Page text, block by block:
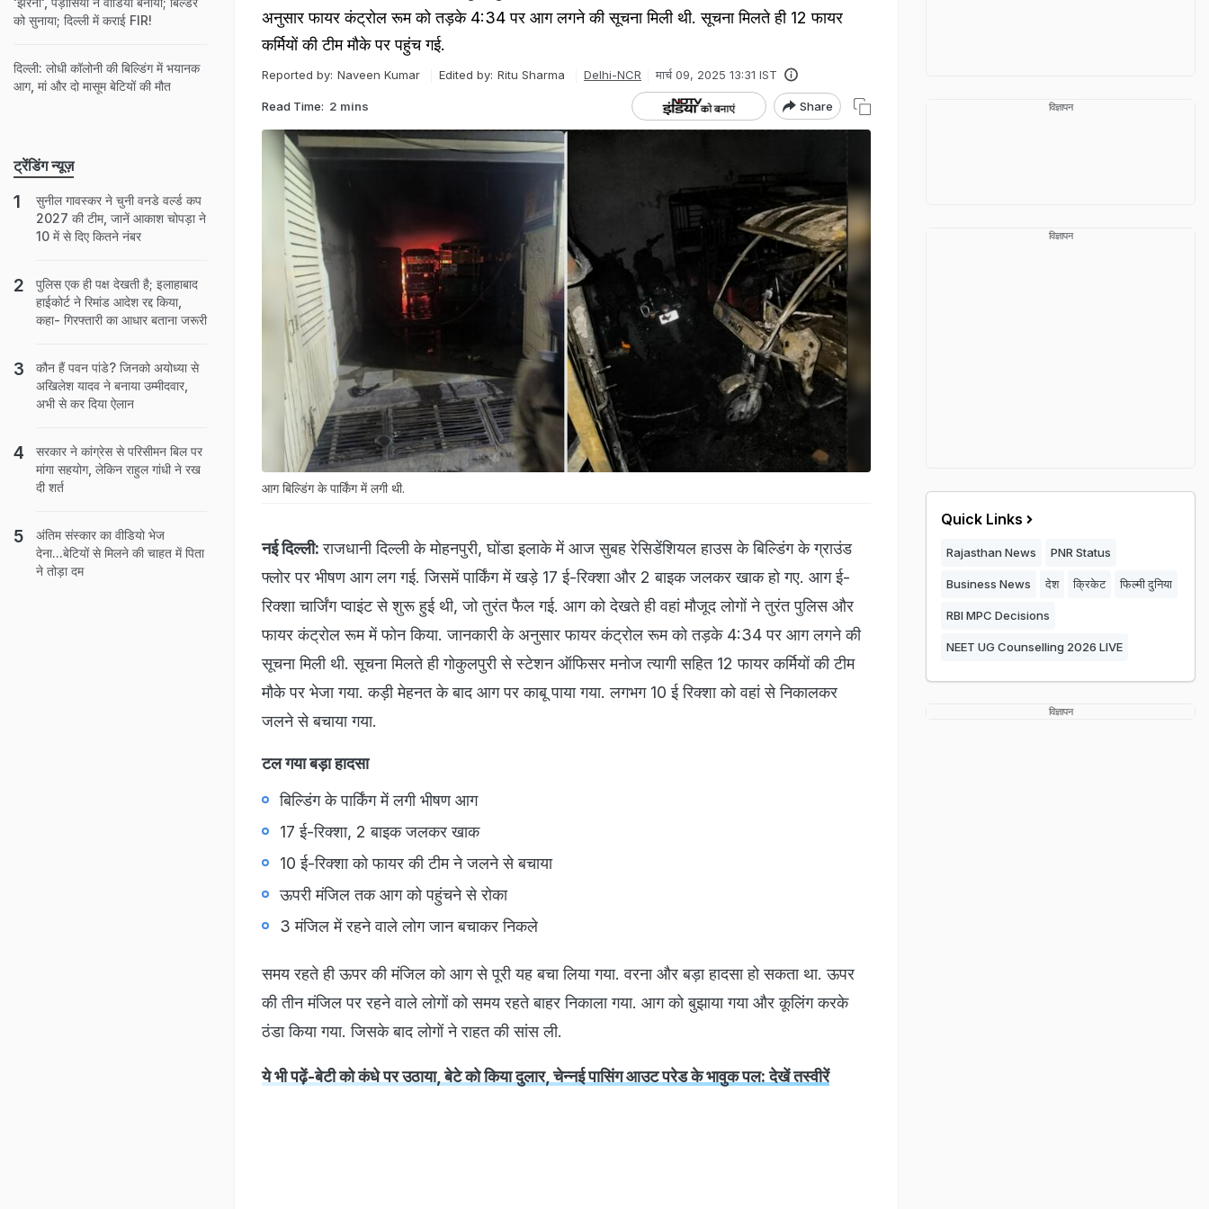
अनुसार फायर कंट्रोल रूम को तड़के 4:34 पर आग लगने की सूचना मिली थी. सूचना मिलते ही 12 फायर
कर्मियों की टीम मौके पर पहुंच गई.
Reported by: Naveen Kumar Edited by: Ritu Sharma Delhi-NCR मार्च 09, 2025 13:31 IST
Read Time: 2 mins Share
आग बिल्डिंग के पार्किंग में लगी थी.
नई दिल्ली: राजधानी दिल्ली के मोहनपुरी, घोंडा इलाके में आज सुबह रेसिडेंशियल हाउस के बिल्डिंग के ग्राउंड
फ्लोर पर भीषण आग लग गई. जिसमें पार्किंग में खड़े 17 ई-रिक्शा और 2 बाइक जलकर खाक हो गए. आग ई-
रिक्शा चार्जिंग प्वाइंट से शुरू हुई थी, जो तुरंत फैल गई. आग को देखते ही वहां मौजूद लोगों ने तुरंत पुलिस और
फायर कंट्रोल रूम में फोन किया. जानकारी के अनुसार फायर कंट्रोल रूम को तड़के 4:34 पर आग लगने की
सूचना मिली थी. सूचना मिलते ही गोकुलपुरी से स्टेशन ऑफिसर मनोज त्यागी सहित 12 फायर कर्मियों की टीम
मौके पर भेजा गया. कड़ी मेहनत के बाद आग पर काबू पाया गया. लगभग 10 ई रिक्शा को वहां से निकालकर
जलने से बचाया गया.
टल गया बड़ा हादसा
बिल्डिंग के पार्किंग में लगी भीषण आग
17 ई-रिक्शा, 2 बाइक जलकर खाक
10 ई-रिक्शा को फायर की टीम ने जलने से बचाया
ऊपरी मंजिल तक आग को पहुंचने से रोका
3 मंजिल में रहने वाले लोग जान बचाकर निकले
समय रहते ही ऊपर की मंजिल को आग से पूरी यह बचा लिया गया. वरना और बड़ा हादसा हो सकता था. ऊपर
की तीन मंजिल पर रहने वाले लोगों को समय रहते बाहर निकाला गया. आग को बुझाया गया और कूलिंग करके
ठंडा किया गया. जिसके बाद लोगों ने राहत की सांस ली.
ये भी पढ़ें-बेटी को कंधे पर उठाया, बेटे को किया दुलार, चेन्नई पासिंग आउट परेड के भावुक पल: देखें तस्वीरें
को सुनाया; दिल्ली में कराई FIR!
दिल्ली: लोधी कॉलोनी की बिल्डिंग में भयानक
आग, मां और दो मासूम बेटियों की मौत
ट्रेंडिंग न्यूज़
सुनील गावस्कर ने चुनी वनडे वर्ल्ड कप
2027 की टीम, जानें आकाश चोपड़ा ने
10 में से दिए कितने नंबर
पुलिस एक ही पक्ष देखती है; इलाहाबाद
हाईकोर्ट ने रिमांड आदेश रद्द किया,
कहा- गिरफ्तारी का आधार बताना जरूरी
कौन हैं पवन पांडे? जिनको अयोध्या से
अखिलेश यादव ने बनाया उम्मीदवार,
अभी से कर दिया ऐलान
सरकार ने कांग्रेस से परिसीमन बिल पर
मांगा सहयोग, लेकिन राहुल गांधी ने रख
दी शर्त
अंतिम संस्कार का वीडियो भेज
देना...बेटियों से मिलने की चाहत में पिता
ने तोड़ा दम
विज्ञापन
विज्ञापन
Quick Links
Rajasthan News PNR Status
Business News देश क्रिकेट फिल्मी दुनिया
RBI MPC Decisions
NEET UG Counselling 2026 LIVE
विज्ञापन